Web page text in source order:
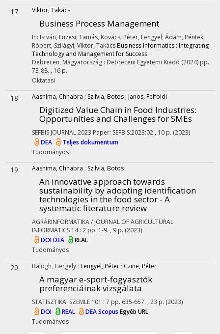
17 Viktor, Takács
Business Process Management
In: István, Füzesi; Tamás, Kovács; Péter, Lengyel; Ádám, Péntek;
Róbert, Szilágyi; Viktor, Takács Business Informatics : Integrating
Technology and Management for Success
Debrecen, Magyarország : Debreceni Egyetemi Kiadó (2024) pp.
73-88. , 16 p.
Oktatási
18 Aashima, Chhabra ; Szilvia, Botos ; Janos, Felfoldi
Digitized Value Chain in Food Industries:
Opportunities and Challenges for SMEs
SEFBIS JOURNAL2023 Paper: SEFBIS:2023:02 , 10 p. (2023)
DEA
Teljes dokumentum
Tudományos
19 Aashima, Chhabra ; Szilvia, Botos
An innovative approach towards
sustainability by adopting identification
technologies in the food sector - A
systematic literature review
AGRÁRINFORMATIKA / JOURNAL OF AGRICULTURAL
INFORMATICS 14: 2 pp. 1-9. , 9 p. (2023)
DOIDEA
REAL
Tudományos
20 Balogh, Gergely ; Lengyel, Péter ; Czine, Péter
A magyar e-sport-fogyasztók
preferenciáinak vizsgálata
STATISZTIKAI SZEMLE 101 : 7 pp. 635-657. , 23 p. (2023)
DOI
REAL DEAScopus Egyéb URL
Tudományos